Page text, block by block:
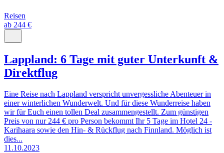
Reisen
ab 244 €
Lappland: 6 Tage mit guter Unterkunft &
Direktflug
Eine Reise nach Lappland verspricht unvergessliche Abenteuer in
einer winterlichen Wunderwelt. Und für diese Wunderreise haben
wir für Euch einen tollen Deal zusammengestellt. Zum günstigen
Preis von nur 244 € pro Person bekommt Ihr 5 Tage im Hotel 24 -
Karihaara sowie den Hin- & Rückflug nach Finnland. Möglich ist
dies...
11.10.2023